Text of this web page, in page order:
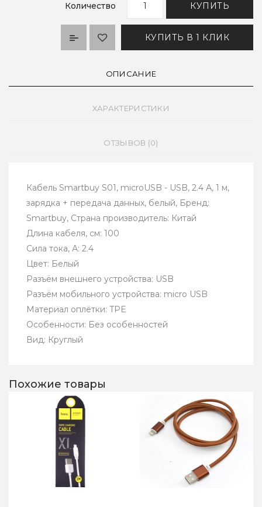
Количество КУПИТЬ
КУПИТЬ В 1 КЛИК
ОПИСАНИЕ
ХАРАКТЕРИСТИКИ
ОТЗЫВОВ (0)
Кабель Smartbuy S01, microUSB - USB, 2.4 А, 1 м,
зарядка + передача данных, белый, Бренд:
Smartbuy, Страна производитель: Китай
Длина кабеля, см: 100
Сила тока, А: 2.4
Цвет: Белый
Разъём внешнего устройства: USB
Разъём мобильного устройства: micro USB
Материал оплётки: TPE
Особенности: Без особенностей
Вид: Круглый
Похожие товары